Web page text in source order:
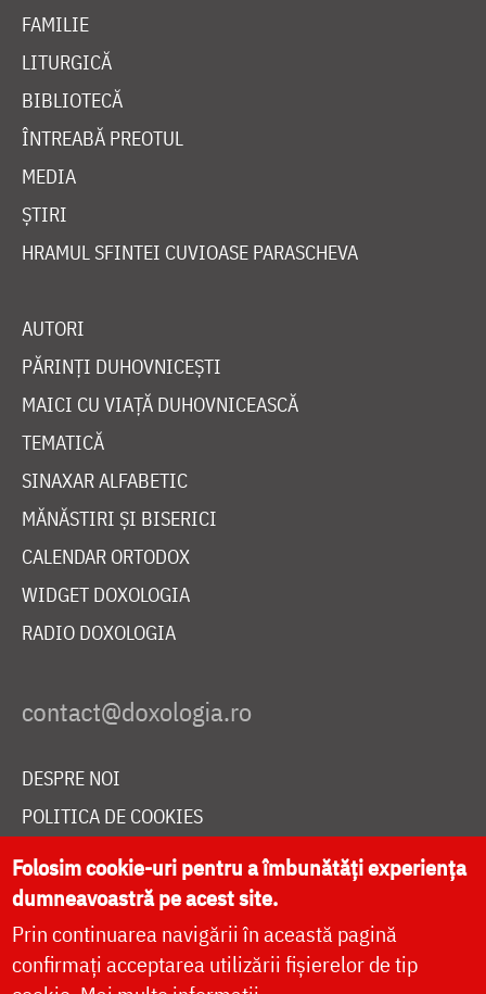
FAMILIE
LITURGICĂ
BIBLIOTECĂ
ÎNTREABĂ PREOTUL
MEDIA
ȘTIRI
HRAMUL SFINTEI CUVIOASE PARASCHEVA
AUTORI
PĂRINȚI DUHOVNICEȘTI
MAICI CU VIAȚĂ DUHOVNICEASCĂ
TEMATICĂ
SINAXAR ALFABETIC
MĂNĂSTIRI ȘI BISERICI
CALENDAR ORTODOX
WIDGET DOXOLOGIA
RADIO DOXOLOGIA
DESPRE NOI
POLITICA DE COOKIES
DONEAZĂ ONLINE PENTRU CATEDRALA NAȚIONALĂ
LIVE
Folosim cookie-uri pentru a îmbunătăți experiența
dumneavoastră pe acest site.
Prin continuarea navigării în această pagină
confirmați acceptarea utilizării fișierelor de tip